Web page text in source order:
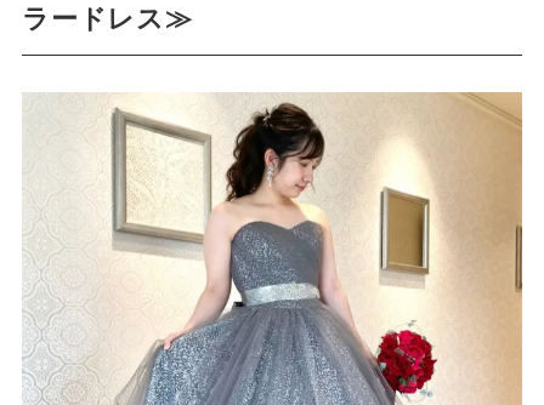
ラードレス≫